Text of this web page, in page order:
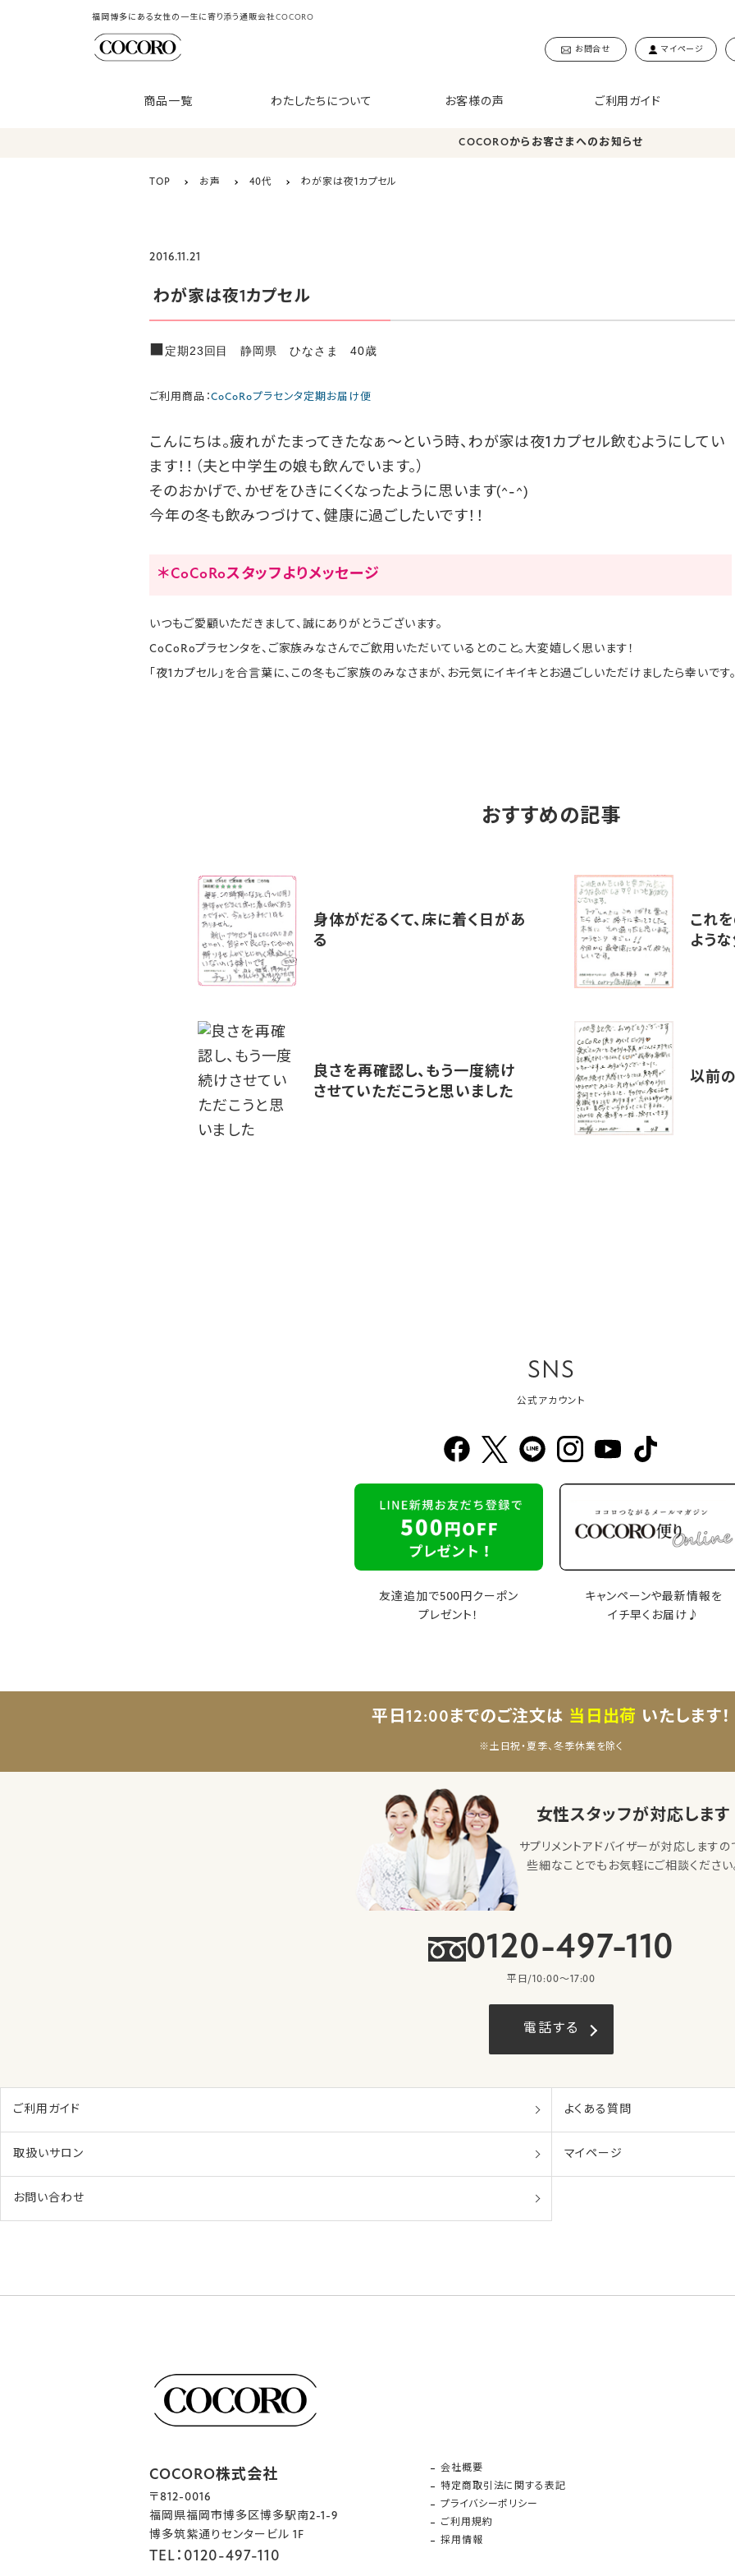
福岡博多にある女性の一生に寄り添う通販会社COCORO
お問合せ マイページ
商品一覧 わたしたちについて お客様の声 ご利用ガイド
COCOROからお客さまへのお知らせ
TOP お声 40代 わが家は夜1カプセル
2016.11.21
わが家は夜1カプセル
■定期23回目 静岡県 ひなさま 40歳
ご利用商品：CoCoRoプラセンタ定期お届け便
こんにちは。疲れがたまってきたなぁ～という時、わが家は夜1カプセル飲むようにしてい
ます！！（夫と中学生の娘も飲んでいます。）
そのおかげで、かぜをひきにくくなったように思います(^-^)
今年の冬も飲みつづけて、健康に過ごしたいです！！
＊CoCoRoスタッフよりメッセージ
いつもご愛顧いただきまして、誠にありがとうございます。
CoCoRoプラセンタを、ご家族みなさんでご飲用いただいているとのこと。大変嬉しく思います！
「夜1カプセル」を合言葉に、この冬もご家族のみなさまが、お元気にイキイキとお過ごしいただけましたら幸いです
おすすめの記事
身体がだるくて、床に着く日があ
る
これ
よう
良さを再確認し、もう一度続け
させていただこうと思いました
以前
SNS
公式アカウント
友達追加で500円クーポン
プレゼント！
キャンペーンや最新情報を
イチ早くお届け♪
平日12:00までのご注文は 当日出荷 いたします！
※土日祝・夏季、冬季休業を除く
女性スタッフが対応します
サプリメントアドバイザーが対応しますの
些細なことでもお気軽にご相談ください
0120-497-110
平日/10:00〜17:00
電話する
ご利用ガイド よくある質問
取扱いサロン マイページ
お問い合わせ
COCORO株式会社
〒812-0016
福岡県福岡市博多区博多駅南2-1-9
博多筑紫通りセンタービル 1F
TEL：0120-497-110
会社概要
特定商取引法に関する表記
プライバシーポリシー
ご利用規約
採用情報